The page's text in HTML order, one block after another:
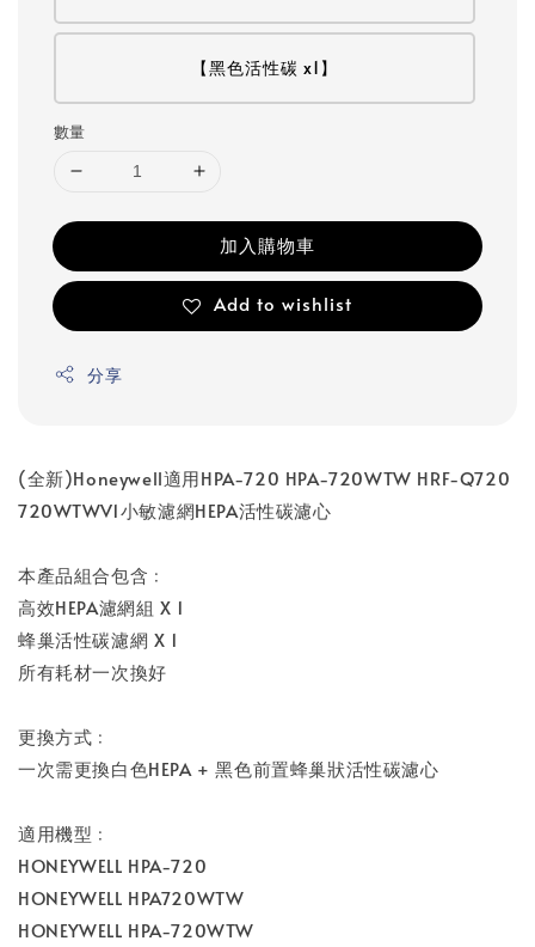
【黑色活性碳 x1】
數量
加入購物車
Add to wishlist
分享
(全新)Honeywell適用HPA-720 HPA-720WTW HRF-Q720
720WTWV1小敏濾網HEPA活性碳濾心
本產品組合包含﹕
高效HEPA濾網組 X 1
蜂巢活性碳濾網 X 1
所有耗材一次換好
更換方式﹕
一次需更換白色HEPA + 黑色前置蜂巢狀活性碳濾心
適用機型﹕
HONEYWELL HPA-720
HONEYWELL HPA720WTW
HONEYWELL HPA-720WTW